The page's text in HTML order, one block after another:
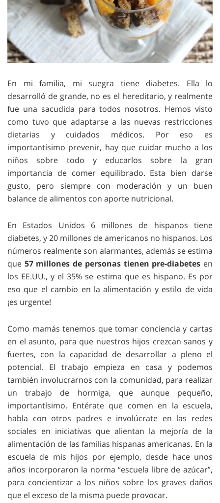
En mi familia, mi suegra tiene diabetes. Ella lo
desarrolló de grande, no es el hereditario, y realmente
fue una sacudida para todos nosotros. Hemos visto
como tuvo que adaptarse a las nuevas restricciones
dietarias y cuidados médicos. Por eso es
importantísimo prevenir, hay que cuidar mucho a los
niños sobre todo y educarlos sobre la gran
importancia de comer equilibrado. Esta bien darse
gusto, pero siempre con moderación y un buen
balance de alimentos con aporte nutricional.
En Estados Unidos 6 millones de hispanos tiene
diabetes, y 20 millones de americanos no hispanos. Los
números realmente son alarmantes, además se estima
que 57 millones de personas tienen pre-diabetes en
los EE.UU., y el 35% se estima que es hispano. Es por
eso que el cambio en la alimentación y estilo de vida
¡es urgente!
Como mamás tenemos que tomar conciencia y cartas
en el asunto, para que nuestros hijos crezcan sanos y
fuertes, con la capacidad de desarrollar a pleno el
potencial. El trabajo empieza en casa y podemos
también involucrarnos con la comunidad, para realizar
un trabajo de hormiga, que aunque pequeño,
importantísimo. Entérate que comen en la escuela,
habla con otros padres e involúcrate en las redes
sociales en iniciativas que alientan la mejoría de la
alimentación de las familias hispanas americanas. En la
escuela de mis hijos por ejemplo, desde hace unos
años incorporaron la norma “escuela libre de azúcar”,
para concientizar a los niños sobre los graves daños
que el exceso de la misma puede provocar.